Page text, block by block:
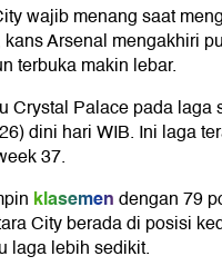
Liga Inggris
menang atas Crystal
imbang lawan Crystal Palace
kalah dari Crystal Palace
dan Man City
wajib menang saat
kansArsenal mengakhiri
terbuka makin lebar.
Crystal Palace pada laga
dini hari WIB. Ini laga
37.
klasemendengan 79
City berada di posisi
laga lebih sedikit.